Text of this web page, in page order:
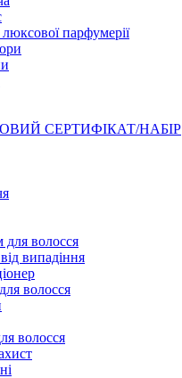
парфумерії
СЕРТИФІКАТ/НАБІР
для волосся
випадіння
волосся
волосся